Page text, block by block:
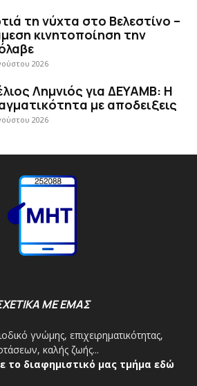
τη νύχτα στο Βελεστίνο –
κινητοποίηση την
2026
Λημνιός για ΔΕΥΑΜΒ: Η
με αποδειξεις
2026
ΜΕ ΕΜΑΣ
γνώμης, επιχειρηματικότητας,
καλής ζωής...
το διαφημιστικό μας τμήμα εδώ